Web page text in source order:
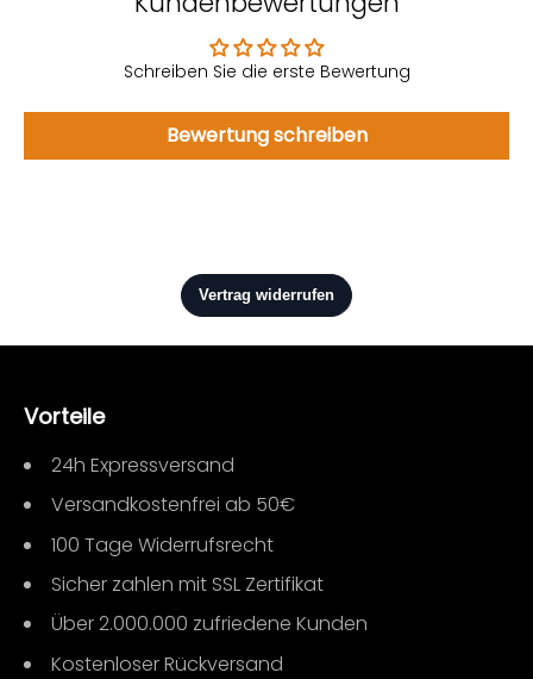
Schreiben Sie die erste Bewertung
Bewertung schreiben
Vorteile
24h Expressversand
Versandkostenfrei ab 50€
100 Tage Widerrufsrecht
Sicher zahlen mit SSL Zertifikat
Über 2.000.000 zufriedene Kunden
Kostenloser Rückversand